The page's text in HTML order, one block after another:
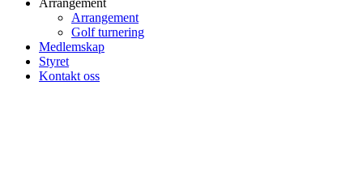
Arrangement
Arrangement
Golf turnering
Medlemskap
Styret
Kontakt oss